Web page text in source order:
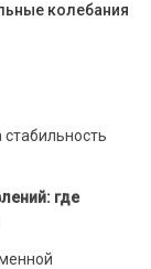
колебания
где